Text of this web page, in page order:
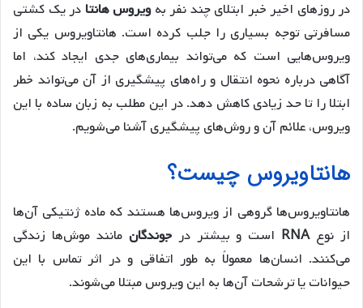
در روزهای اخیر خبر ابتلای چند نفر بهویروس هانتا در یک کشتی
مسافرتی توجه بسیاری را جلب کرده است. هانتاویروس یکی از
ویروس‌هایی است که می‌تواند بیماری‌های جدی ایجاد کند، اما
آگاهی درباره نحوه انتقال و راه‌های پیشگیری از آن می‌تواند خطر
ابتلا را تا حد زیادی کاهش دهد. در این مطلب به زبان ساده با این
ویروس، علائم آن و روش‌های پیشگیری آشنا می‌شویم.
هانتاویروس چیست؟
هانتاویروس‌ها گروهی از ویروس‌ها هستند که ماده ژنتیکی آن‌ها
از نوعRNA است و بیشتر درجوندگان مانند موش‌ها زندگی
می‌کنند. انسان‌ها معمولاً به طور اتفاقی و در اثر تماس با این
حیوانات یا ترشحات آن‌ها به این ویروس مبتلا می‌شوند.